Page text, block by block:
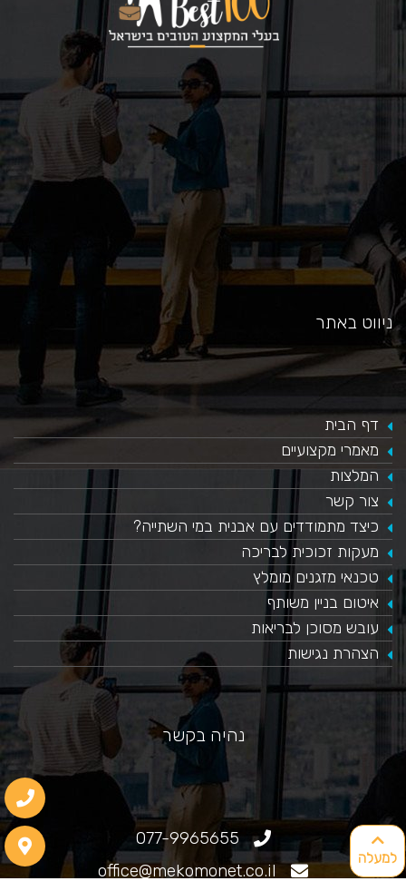
למעלה
ניווט באתר
דף הבית
מאמרי מקצועיים
המלצות
צור קשר
כיצד מתמודדים עם אבנית במי השתייה?
​מעקות זכוכית לבריכה
טכנאי מזגנים מומלץ
איטום בניין משותף
עובש מסוכן לבריאות
הצהרת נגישות
נהיה בקשר
077-9965655
office@mekomonet.co.il